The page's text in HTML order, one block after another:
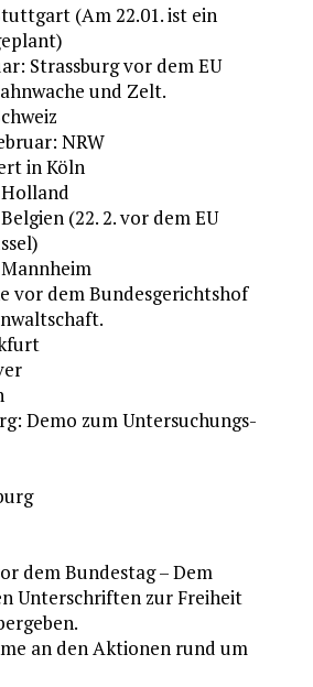
(Am 22.01. ist ein
Strassburg vor dem EU
und Zelt.
NRW
in Köln
Holland
(22. 2. vor dem EU
Mannheim
vor dem Bundesgerichtshof
Demo zum Untersuchungs-
dem Bundestag – Dem
Unterschriften zur Freiheit
an den Aktionen rund um